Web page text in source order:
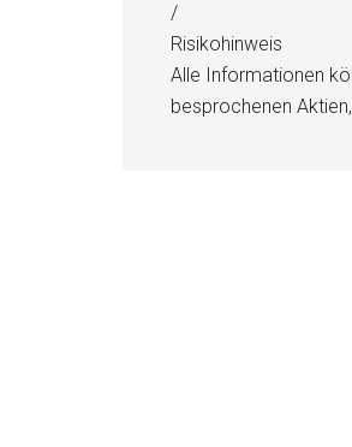
/
Risikohinweis
Alle Informationen
besprochenen